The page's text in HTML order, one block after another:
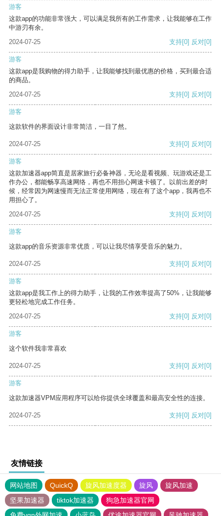
游客
这款app的功能非常强大，可以满足我所有的工作需求，让我能够在工作
中游刃有余。
2024-07-25
支持[0] 反对[0]
游客
这款app是我购物的得力助手，让我能够找到最优惠的价格，买到最合适
的商品。
2024-07-25
支持[0] 反对[0]
游客
这款软件的界面设计非常简洁，一目了然。
2024-07-25 支持[0] 反对[0]
游客
这款加速器app简直是居家旅行必备神器，无论是看视频、玩游戏还是工
作办公，都能畅享高速网络，再也不用担心网速卡顿了。以前出差的时
候，经常因为网速慢而无法正常使用网络，现在有了这个app，我再也不
用担心了。
2024-07-25
支持[0] 反对[0]
游客
这款app的音乐资源非常优质，可以让我尽情享受音乐的魅力。
2024-07-25 支持[0] 反对[0]
游客
这款app是我工作上的得力助手，让我的工作效率提高了50%，让我能够
更轻松地完成工作任务。
2024-07-25
支持[0] 反对[0]
游客
这个软件我非常喜欢
2024-07-25 支持[0] 反对[0]
游客
这款加速器VPM应用程序可以给你提供全球覆盖和最高安全性的连接。
2024-07-25 支持[0] 反对[0]
友情链接
网站地图 QuickQ 旋风加速度器 旋风
旋风加速
坚果加速器
tiktok加速器
狗急加速器官网